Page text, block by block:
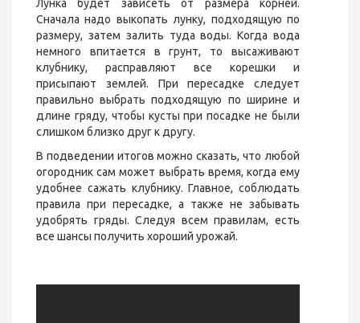
Лунка будет зависеть от размера корней.
Сначала надо выкопать лунку, подходящую по
размеру, затем залить туда воды. Когда вода
немного впитается в грунт, то высаживают
клубнику, расправляют все корешки и
присыпают землей. При пересадке следует
правильно выбрать подходящую по ширине и
длине гряду, чтобы кусты при посадке не были
слишком близко друг к другу.
В подведении итогов можно сказать, что любой
огородник сам может выбрать время, когда ему
удобнее сажать клубнику. Главное, соблюдать
правила при пересадке, а также не забывать
удобрять гряды. Следуя всем правилам, есть
все шансы получить хороший урожай.